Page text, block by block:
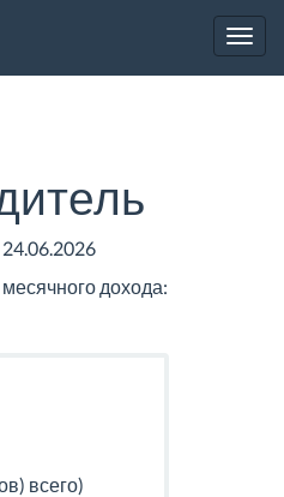
24.06.2026
дохода:
всего)